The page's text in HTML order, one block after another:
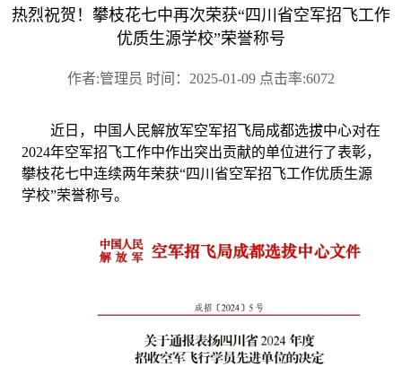
热烈祝贺！攀枝花七中再次荣获“四川省空军招飞工作
优质生源学校”荣誉称号
作者:管理员 时间：2025-01-09 点击率:6072
近日， 中国人民解放军空军招飞局成都选拔中心对在
2024年空军招飞工作中作出突出贡献的单位进行了表彰，
攀枝花七中连续两年荣获“四川省空军招飞工作优质生源
学校”荣誉称号。